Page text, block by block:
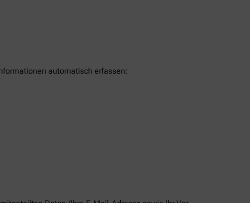
automatisch erfassen: